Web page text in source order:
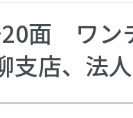
20面 ワ
支店、法